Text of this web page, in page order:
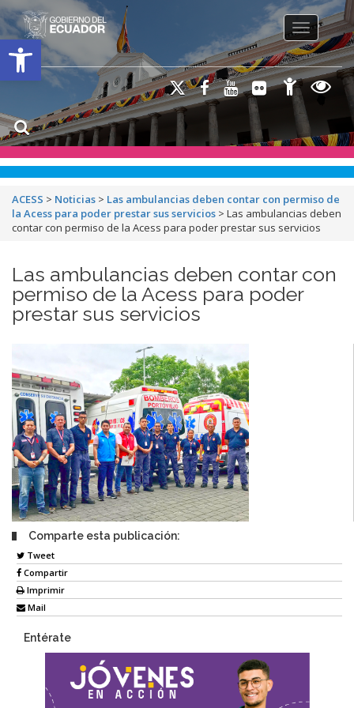
Open toolbar
Toggle
ACESS > Noticias > Las ambulancias deben contar con permiso de
la Acess para poder prestar sus servicios > Las ambulancias deben
contar con permiso de la Acess para poder prestar sus servicios
Las ambulancias deben contar con
permiso de la Acess para poder
prestar sus servicios
Comparte esta publicación:
Tweet
Compartir
Imprimir
Mail
Entérate